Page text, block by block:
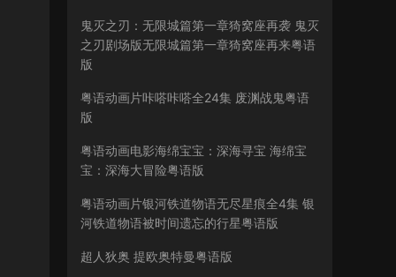
鬼灭之刃：无限城篇第一章猗窝座再袭 鬼灭
之刃剧场版无限城篇第一章猗窝座再来粤语
版
粤语动画片咔嗒咔嗒全24集 废渊战鬼粤语
版
粤语动画电影海绵宝宝：深海寻宝 海绵宝
宝：深海大冒险粤语版
粤语动画片银河铁道物语无尽星痕全4集 银
河铁道物语被时间遗忘的行星粤语版
超人狄奥 提欧奥特曼粤语版